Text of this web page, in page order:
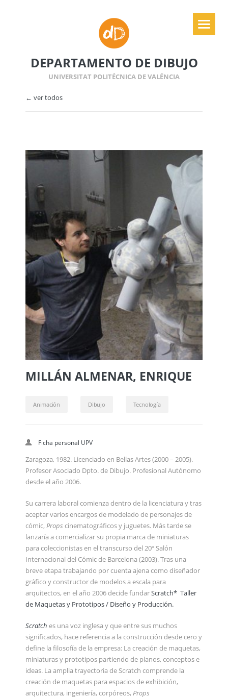
DEPARTAMENTO DE DIBUJO
UNIVERSITAT POLITÉCNICA DE VALÉNCIA
← ver todos
MILLÁN ALMENAR, ENRIQUE
Animación Dibujo Tecnología
Ficha personal UPV
Zaragoza, 1982. Licenciado en Bellas Artes (2000 – 2005).
Profesor Asociado Dpto. de Dibujo. Profesional Autónomo
desde el año 2006.
Su carrera laboral comienza dentro de la licenciatura y tras
aceptar varios encargos de modelado de personajes de
cómic, Props cinematográficos y juguetes. Más tarde se
lanzaría a comercializar su propia marca de miniaturas
para coleccionistas en el transcurso del 20º Salón
Internacional del Cómic de Barcelona (2003). Tras una
breve etapa trabajando por cuenta ajena como diseñador
gráfico y constructor de modelos a escala para
arquitectos, en el año 2006 decide fundarScratch* Taller
de Maquetas y Prototipos / Diseño y Producción.
Scratch es una voz inglesa y que entre sus muchos
significados, hace referencia a la construcción desde cero y
define la filosofía de la empresa: La creación de maquetas,
miniaturas y prototipos partiendo de planos, conceptos e
ideas. La amplia trayectoria de Scratch comprende la
creación de maquetas para espacios de exhibición,
arquitectura, ingeniería, corpóreos, Props